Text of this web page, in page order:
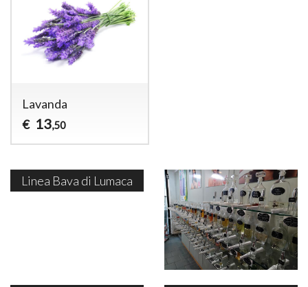
Lavanda
€ 13,50
Linea Bava di Lumaca